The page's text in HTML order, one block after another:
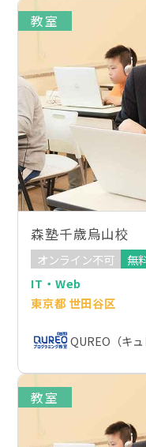
教室
森塾千歳烏山校
オンライン不可
無
IT・Web
東京都 世田谷区
QUREO（キ
教室